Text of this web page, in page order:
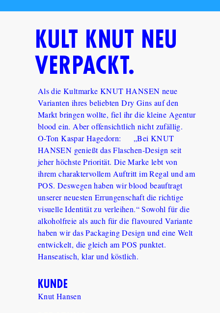
KULT KNUT NEU
VERPACKT.
Als die Kultmarke KNUT HANSEN neue
Varianten ihres beliebten Dry Gins auf den
Markt bringen wollte, fiel ihr die kleine Agentur
blood ein. Aber offensichtlich nicht zufällig.
O-Ton Kaspar Hagedorn: „Bei KNUT
HANSEN genießt das Flaschen-Design seit
jeher höchste Priorität. Die Marke lebt von
ihrem charaktervollem Auftritt im Regal und am
POS. Deswegen haben wir blood beauftragt
unserer neuesten Errungenschaft die richtige
visuelle Identität zu verleihen.“ Sowohl für die
alkoholfreie als auch für die flavoured Variante
haben wir das Packaging Design und eine Welt
entwickelt, die gleich am POS punktet.
Hanseatisch, klar und köstlich.
KUNDE
Knut Hansen